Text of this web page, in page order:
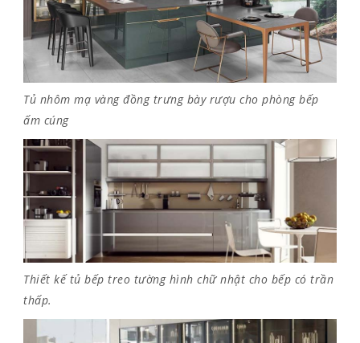
Tủ nhôm mạ vàng đồng trưng bày rượu cho phòng bếp
ấm cúng
Thiết kế tủ bếp treo tường hình chữ nhật cho bếp có trần
thấp.